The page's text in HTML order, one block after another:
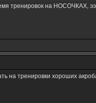
тренировок на НОСОЧКАХ,
на тренировки хороших